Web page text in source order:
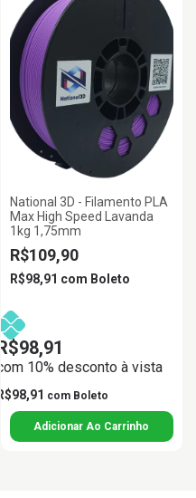
National 3D - Filamento PLA
Max High Speed Lavanda
1kg 1,75mm
R$109,90
R$98,91 com Boleto
R$98,91
com 10% desconto à vista
R$98,91 com Boleto